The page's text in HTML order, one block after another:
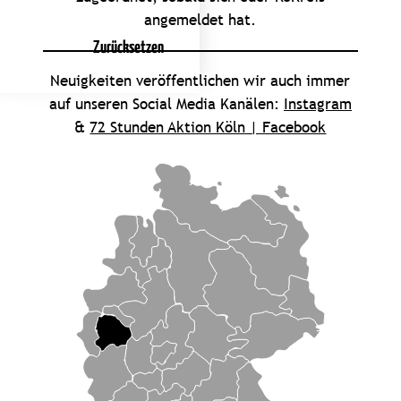
angemeldet hat.
Neuigkeiten veröffentlichen wir auch immer
auf unseren Social Media Kanälen: Instagram
&72 Stunden Aktion Köln | Facebook
Zurücksetzen